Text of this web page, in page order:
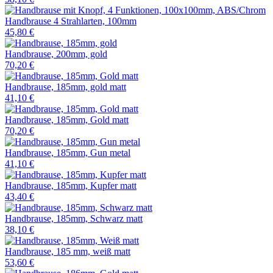
Handbrause 4 Strahlarten, 100mm
45,80 €
Handbrause, 200mm, gold
70,20 €
Handbrause, 185mm, gold matt
41,10 €
Handbrause, 185mm, Gold matt
70,20 €
Handbrause, 185mm, Gun metal
41,10 €
Handbrause, 185mm, Kupfer matt
43,40 €
Handbrause, 185mm, Schwarz matt
38,10 €
Handbrause, 185 mm, weiß matt
53,60 €